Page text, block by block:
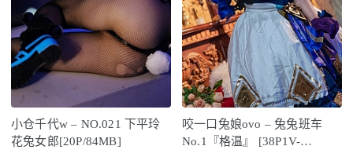
小仓千代w – NO.021 下平玲
花兔女郎[20P/84MB]
咬一口兔娘ovo – 兔兔班车
No.1『格温』 [38P1V-